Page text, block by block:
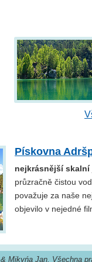
Pískovna
nejkrásnější skalní
průzračně čistou
považuje za naše
objevilo v nejedné
Mikyńa Jan. Všechna